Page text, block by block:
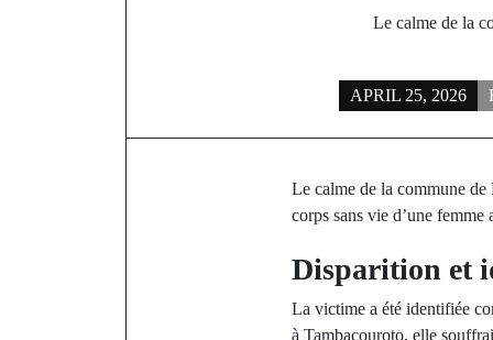
​Le calme de la
APRIL 25, 2026
​Le calme de la commune
corps sans vie d’une femme
​Disparition et
​La victime a été identifiée
à Tambacouroto, elle